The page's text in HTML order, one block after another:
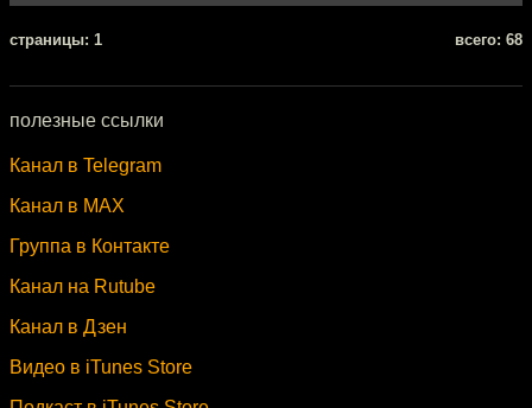
cтраницы: 1 всего: 68
полезные ссылки
Канал в Telegram
Канал в MAX
Группа в Контакте
Канал на Rutube
Канал в Дзен
Видео в iTunes Store